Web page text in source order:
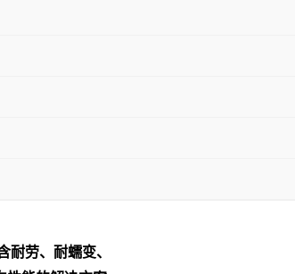
耐劳、耐蠕变、